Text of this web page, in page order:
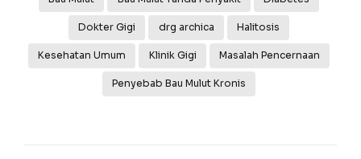
Dokter Gigi drg archica Halitosis
Kesehatan Umum Klinik Gigi Masalah Pencernaan
Penyebab Bau Mulut Kronis